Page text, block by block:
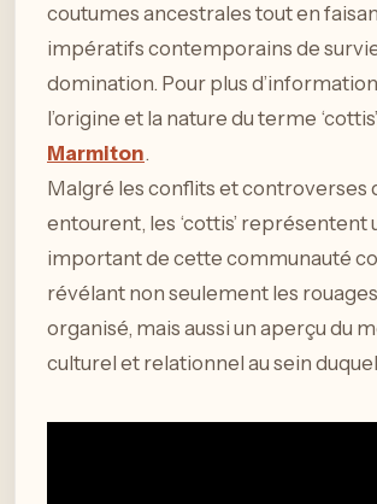
coutumes ancestrales tout en
impératifs contemporains de
domination. Pour plus
l’origine et la nature du terme
Marmiton.
Malgré les conflits et controverses
entourent, les ‘cottis’ représentent
important de cette communauté
révélant non seulement les
organisé, mais aussi un aperçu du
culturel et relationnel au sein